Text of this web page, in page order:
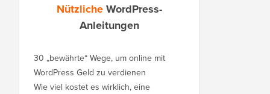
NützlicheWordPress-
Anleitungen
30 „bewährte“ Wege, um online mit
WordPress Geld zu verdienen
Wie viel kostet es wirklich, eine